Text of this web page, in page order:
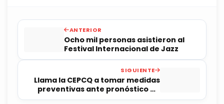
ANTERIOR
Ocho mil personas asistieron al
Festival Internacional de Jazz
SIGUIENTE
Llama la CEPCQ a tomar medidas
preventivas ante pronóstico de
lluvias